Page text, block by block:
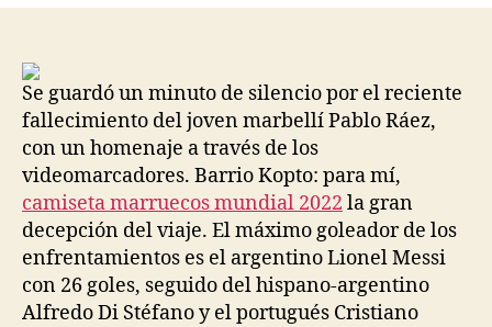
Se guardó un minuto de silencio por el reciente
fallecimiento del joven marbellí Pablo Ráez,
con un homenaje a través de los
videomarcadores. Barrio Kopto: para mí,
camiseta marruecos mundial 2022 la gran
decepción del viaje. El máximo goleador de los
enfrentamientos es el argentino Lionel Messi
con 26 goles, seguido del hispano-argentino
Alfredo Di Stéfano y el portugués Cristiano